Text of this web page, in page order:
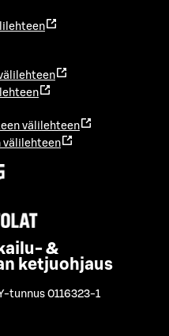
välilehteen
välilehteen
&
ketjuohjaus
tunnus 0116323-1